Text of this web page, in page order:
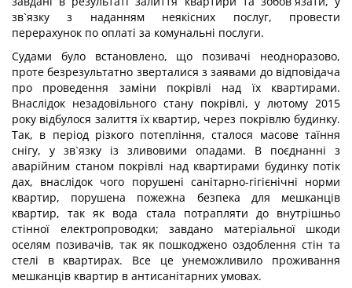
зв`язку з наданням неякісних послуг, провести
перерахунок по оплаті за комунальні послуги.
Судами було встановлено, що позивачі неодноразово,
проте безрезультатно зверталися з заявами до відповідача
про проведення заміни покрівлі над їх квартирами.
Внаслідок незадовільного стану покрівлі, у лютому 2015
року відбулося залиття їх квартир, через покрівлю будинку.
Так, в період різкого потепління, сталося масове таїння
снігу, у зв`язку із зливовими опадами. В поєднанні з
аварійним станом покрівлі над квартирами будинку потік
дах, внаслідок чого порушені санітарно-гігієнічні норми
квартир, порушена пожежна безпека для мешканців
квартир, так як вода стала потрапляти до внутрішньо
стінної електропроводки; завдано матеріальної шкоди
оселям позивачів, так як пошкоджено оздоблення стін та
стелі в квартирах. Все це унеможливило проживання
мешканців квартир в антисанітарних умовах.